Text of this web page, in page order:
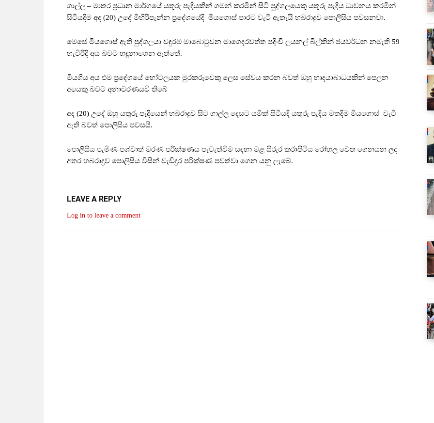
ගාල්ල – මාතර ප්‍රධාන මාර්ගයේ යතුරු පැදියකින් ගමන් කරමින් සිටි පුද්ගලයෙකු යතුරු පැදිය ධාවනය කරමින්
සිටියදිම අද (20) උදේ මිහිරිපැන්න ප්‍රදේශයේදි මියගොස් පාරට වැටි ඇතැයි හබරාදුව පොලිසිය පවසනවා.
මෙසේ මියගොස් ඇති පුද්ගලයා වඳුරඹ මාබොටුවන මාගෙදරවත්ත පදිංචි ලයනල් බිල්කින් ජයවර්ධන නමැති 59
හැවිරිදි අය බවට හඳුනාගෙන ඇත්තේ.
මියගිය අය එම ප්‍රදේශයේ හෝටලයක මුරකරුවෙකු ලෙස සේවය කරන බවත් ඔහු හෘදයාබාධයකින් පෙලන
අයෙකු බවට අනාවරණයවි තිබේ
අද (20) උදේ ඔහු යතුරු පැදියෙන් හබරාදුව සිට ගාල්ල දෙසට යමික් සිටියදි යතුරු පැදිය මතදිම මියගොස් වැටි
ඇති බවත් පොලිසිය පවසයි.
පොලිසිය පැමිණ පශ්චාත් මරණ පරික්ෂණය පැවැත්විම සඳහා මළ සිරුර කරාපිටිය රෝහල වෙත ගෙනයන ලද
අතර හබරාදුව පොලිසිය විසින් වැඩිදුර පරික්ෂණ පවත්වා ගෙන යනු ලැබේ.
LEAVE A REPLY
Log in to leave a comment